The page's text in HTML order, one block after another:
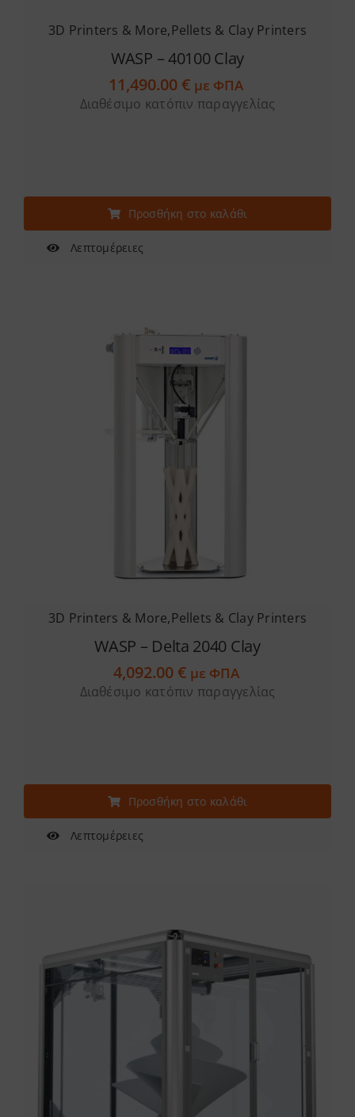
Blog
Επικοινωνία
3D Printers & More,Pellets & Clay Printers
WASP – 40100 Clay
11,490.00€ με ΦΠΑ
Διαθέσιμο κατόπιν παραγγελίας
Προσθήκη στο καλάθι
Λεπτομέρειες
3D Printers & More,Pellets & Clay Printers
WASP – Delta 2040 Clay
4,092.00€ με ΦΠΑ
Διαθέσιμο κατόπιν παραγγελίας
Προσθήκη στο καλάθι
Λεπτομέρειες